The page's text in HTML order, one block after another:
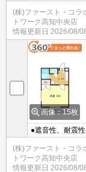
内●ネット無料
(株)ファースト・コラ
トワーク高知中央店
情報更新日 2026/08/
画像：15枚
●遮音性、耐震
水洗浄暖房便
(株)ファースト・コラ
トワーク高知中央店
情報更新日 2026/08/